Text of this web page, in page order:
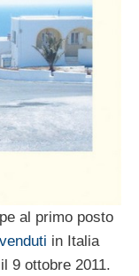
al primo posto
in Italia
9 ottobre 2011.